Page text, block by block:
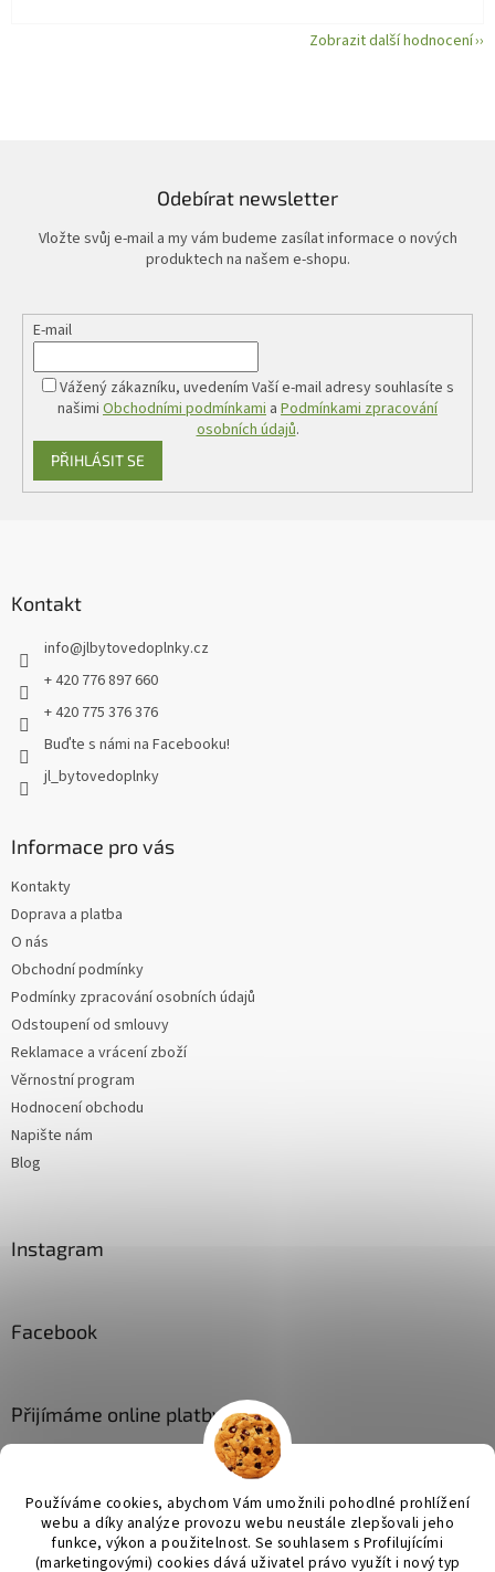
Používáme cookies, abychom Vám umožnili pohodlné prohlížení
webu a díky analýze provozu webu neustále zlepšovali jeho
funkce, výkon a použitelnost. Se souhlasem s Profilujícími
(marketingovými) cookies dává uživatel právo využít i nový typ
Zobrazit další hodnocení
Odebírat newsletter
Vložte svůj e-mail a my vám budeme zasílat informace o nových
produktech na našem e-shopu.
E-mail
Vážený zákazníku, uvedením Vaší e-mail adresy souhlasíte s
našimi Obchodními podmínkami a Podmínkami zpracování
osobních údajů.
PŘIHLÁSIT SE
Kontakt
info@jlbytovedoplnky.cz
+ 420 776 897 660
+ 420 775 376 376
Buďte s námi na Facebooku!
jl_bytovedoplnky
Informace pro vás
Kontakty
Doprava a platba
O nás
Obchodní podmínky
Podmínky zpracování osobních údajů
Odstoupení od smlouvy
Reklamace a vrácení zboží
Věrnostní program
Hodnocení obchodu
Napište nám
Blog
Instagram
Facebook
Přijímáme online platby